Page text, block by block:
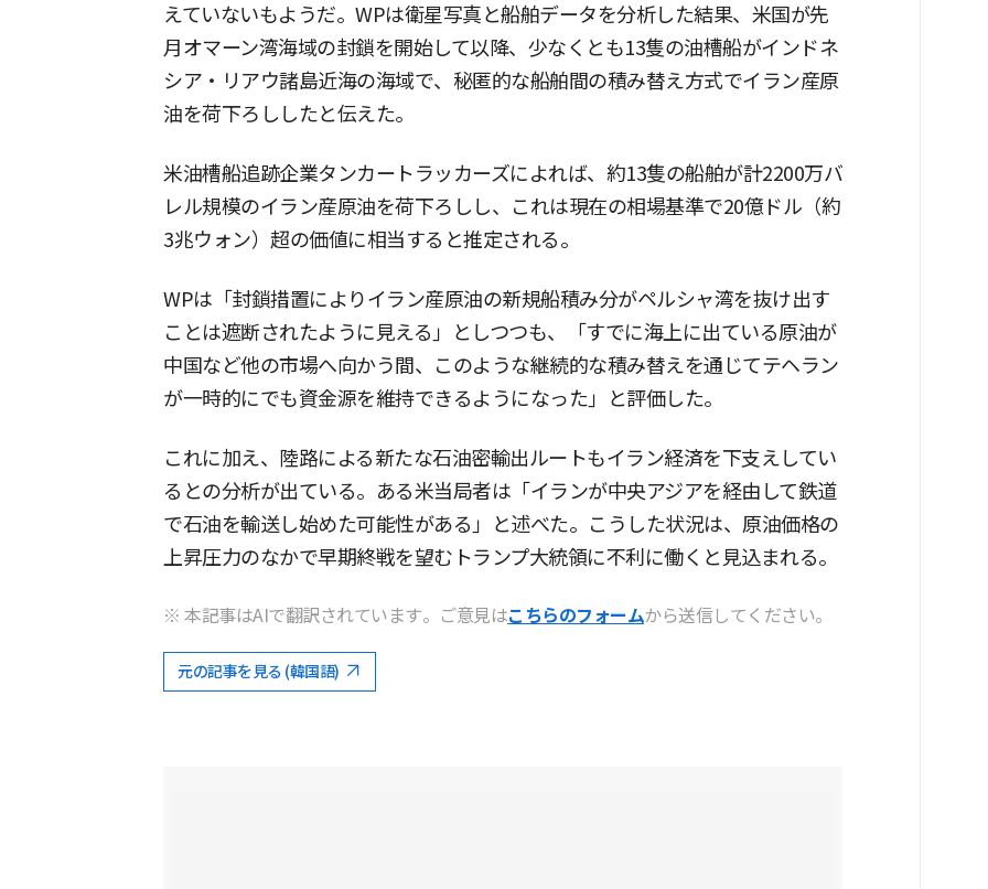
えていないもようだ。WPは衛星写真と船舶データを分析した結果、米国が先
月オマーン湾海域の封鎖を開始して以降、少なくとも13隻の油槽船がインドネ
シア・リアウ諸島近海の海域で、秘匿的な船舶間の積み替え方式でイラン産原
油を荷下ろししたと伝えた。
米油槽船追跡企業タンカートラッカーズによれば、約13隻の船舶が計2200万バ
レル規模のイラン産原油を荷下ろしし、これは現在の相場基準で20億ドル（約
3兆ウォン）超の価値に相当すると推定される。
WPは「封鎖措置によりイラン産原油の新規船積み分がペルシャ湾を抜け出す
ことは遮断されたように見える」としつつも、「すでに海上に出ている原油が
中国など他の市場へ向かう間、このような継続的な積み替えを通じてテヘラン
が一時的にでも資金源を維持できるようになった」と評価した。
これに加え、陸路による新たな石油密輸出ルートもイラン経済を下支えしてい
るとの分析が出ている。ある米当局者は「イランが中央アジアを経由して鉄道
で石油を輸送し始めた可能性がある」と述べた。こうした状況は、原油価格の
上昇圧力のなかで早期終戦を望むトランプ大統領に不利に働くと見込まれる。
※ 本記事はAIで翻訳されています。ご意見はこちらのフォームから送信してください。
元の記事を見る (韓国語)